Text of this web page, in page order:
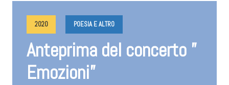
2020 POESIA E ALTRO
Anteprima del concerto ”
Emozioni”